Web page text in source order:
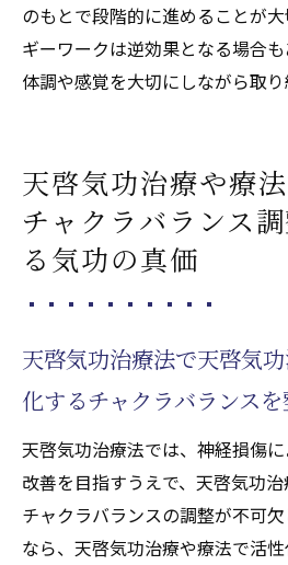
のもとで段階的に進めることが
ギーワークは逆効果となる場合
体調や感覚を大切にしながら取り
天啓気功治療や療
チャクラバランス
る気功の真価
天啓気功治療法で天啓気
化するチャクラバランス
天啓気功治療法では、神経損傷
改善を目指すうえで、天啓気功
チャクラバランスの調整が不可
なら、天啓気功治療や療法で活